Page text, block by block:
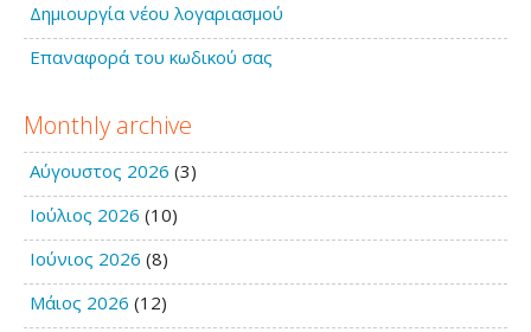
Δημιουργία νέου λογαριασμού
Επαναφορά του κωδικού σας
Monthly archive
Αύγουστος 2026 (3)
Ιούλιος 2026 (10)
Ιούνιος 2026 (8)
Μάιος 2026 (12)